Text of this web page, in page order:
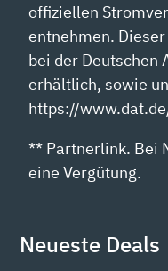
offiziellen
entnehmen.
bei der Deutschen
erhältlich, sowie
https://
** Partnerlink. Bei
eine Vergütung.
Neueste Deals